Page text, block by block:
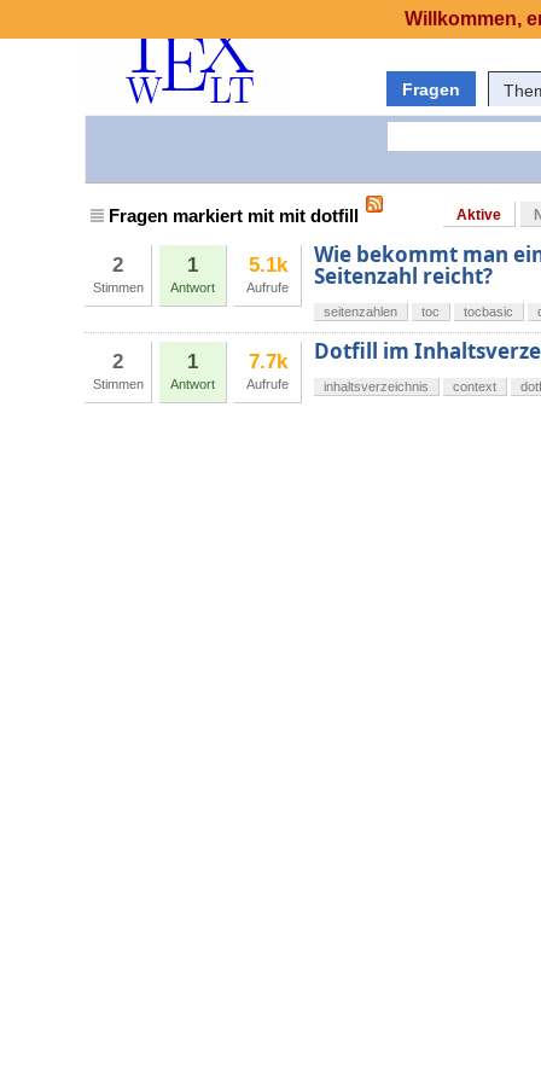
Fragen
Fragen markiert mit mit dotfill Aktive
2
Stimmen
1
Antwort
5.1k
Aufrufe
Wie bekommt man
Seitenzahl reicht?
seitenzahlen toc tocbasic
2
Stimmen
1
Antwort
7.7k
Aufrufe
Dotfill im
inhaltsverzeichnis context
Willkommen,